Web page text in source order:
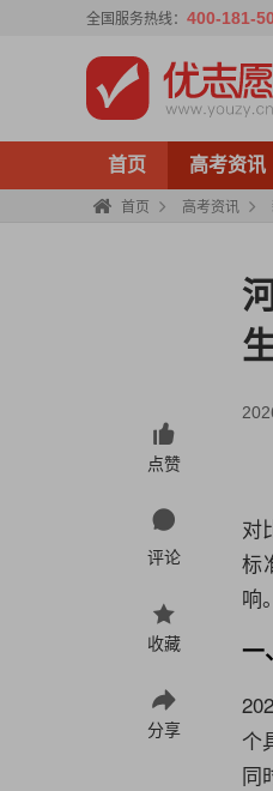
全国服务热线： 400-181-
首页 高考资讯
首页 高考资讯
点赞
评论
收藏
分享
对
标
响
一
个
同